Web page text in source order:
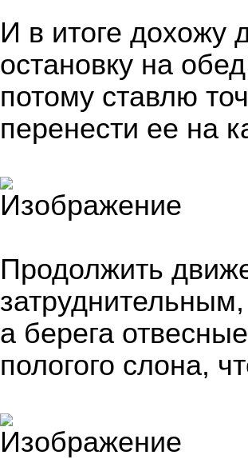
И в итоге дохожу
остановку на
потому ставлю
перенести ее на
Продолжить
а берега
пологого слона,